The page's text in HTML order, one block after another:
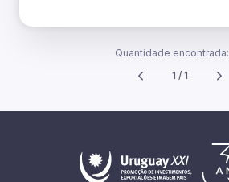
Quantidade encontrada:
1 / 1